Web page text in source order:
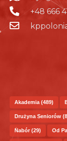
+48 666
Akademia (489)
Drużyna Seniorów
Nabór (29) Od